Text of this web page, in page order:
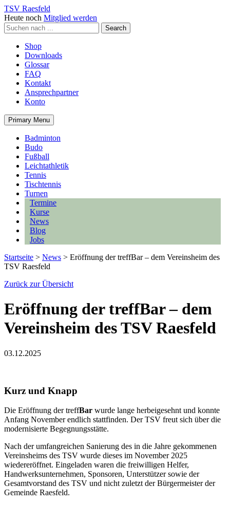
TSV Raesfeld
Heute noch Mitglied werden
Shop
Downloads
Glossar
FAQ
Kontakt
Ansprechpartner
Konto
Primary Menu
Badminton
Budo
Fußball
Leichtathletik
Tennis
Tischtennis
Turnen
Termine
Kurse
News
Blog
Jobs
Startseite > News > Eröffnung der treffBar – dem Vereinsheim des
TSV Raesfeld
Zurück zur Übersicht
Eröffnung der treffBar – dem
Vereinsheim des TSV Raesfeld
03.12.2025
Kurz und Knapp
Die Eröffnung der treffBar wurde lange herbeigesehnt und konnte
Anfang November endlich stattfinden. Der TSV freut sich über die
modernisierte Begegnungsstätte.
Nach der umfangreichen Sanierung des in die Jahre gekommenen
Vereinsheims des TSV wurde dieses im November 2025
wiedereröffnet. Eingeladen waren die freiwilligen Helfer,
Handwerksunternehmen, Sponsoren, Unterstützer sowie der
Gesamtvorstand des TSV und nicht zuletzt der Bürgermeister der
Gemeinde Raesfeld.